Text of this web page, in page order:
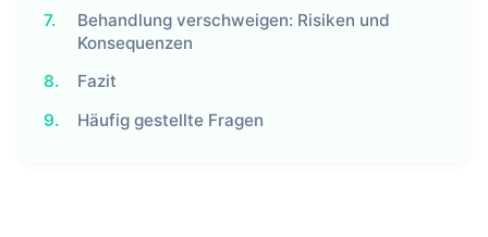
7.
Behandlung verschweigen: Risiken und
Konsequenzen
8.
Fazit
9.
Häufig gestellte Fragen